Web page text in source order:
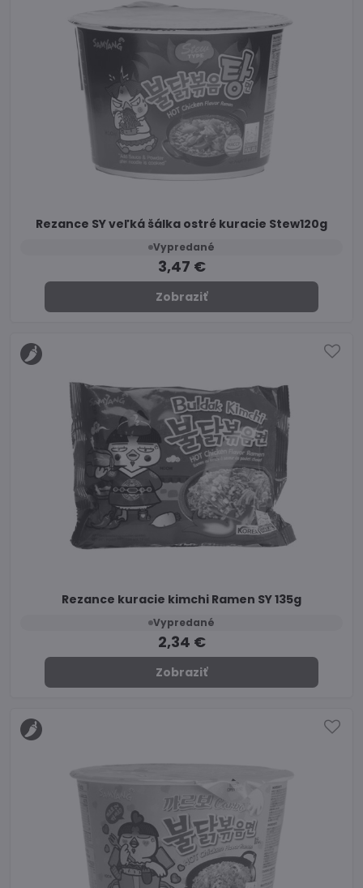
Rezance SY veľká šálka ostré kuracie Stew120g
Vypredané
3,47 €
Zobraziť
Rezance kuracie kimchi Ramen SY 135g
Vypredané
2,34 €
Zobraziť